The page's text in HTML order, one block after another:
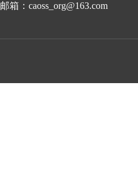
邮箱：caoss_org@163.com